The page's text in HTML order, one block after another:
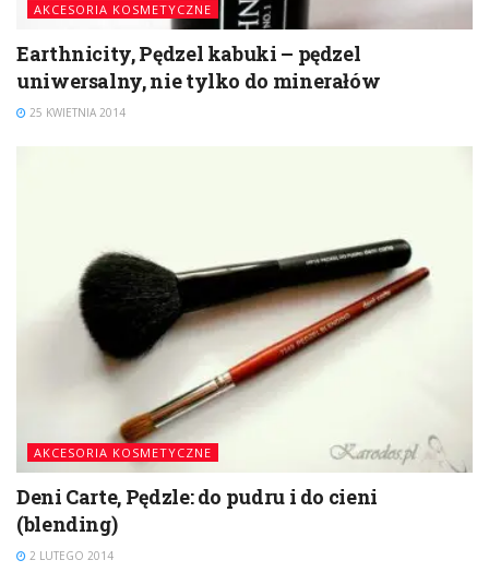
AKCESORIA KOSMETYCZNE
Earthnicity, Pędzel kabuki – pędzel
uniwersalny, nie tylko do minerałów
25 KWIETNIA 2014
AKCESORIA KOSMETYCZNE
Deni Carte, Pędzle: do pudru i do cieni
(blending)
2 LUTEGO 2014